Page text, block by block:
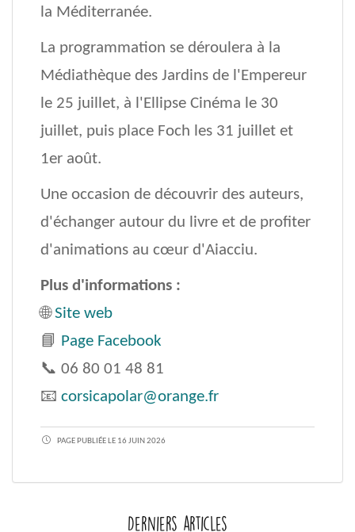
la Méditerranée.
La programmation se déroulera à la
Médiathèque des Jardins de l'Empereur
le 25 juillet, à l'Ellipse Cinéma le 30
juillet, puis place Foch les 31 juillet et
1er août.
Une occasion de découvrir des auteurs,
d'échanger autour du livre et de profiter
d'animations au cœur d'Aiacciu.
Plus d'informations :
🌐Site web
📘 Page Facebook
📞 06 80 01 48 81
📧 corsicapolar@orange.fr
PAGE PUBLIÉE LE 16 JUIN 2026
Derniers articles